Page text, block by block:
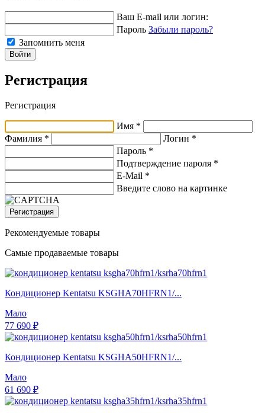
Ваш E-mail или логин:
Пароль Забыли пароль?
Запомнить меня
Войти
Регистрация
Регистрация
Имя *
Фамилия *
Логин *
Пароль *
Подтверждение пароля *
E-Mail *
Введите слово на картинке
Регистрация
Рекомендуемые товары
Самые продаваемые товары
Кондиционер Kentatsu KSGHA70HFRN1/...
Мало
77 690 ₽
Кондиционер Kentatsu KSGHA50HFRN1/...
Мало
61 690 ₽